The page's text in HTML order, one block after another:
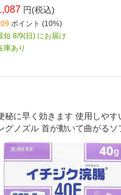
円(税込)
ポイント (10%)
短 8/9(日) にお届け
庫あり
秘に早く効きます 使用しやす
グノズル 首が動いて曲がるソ
容器です 頑固な便秘にも